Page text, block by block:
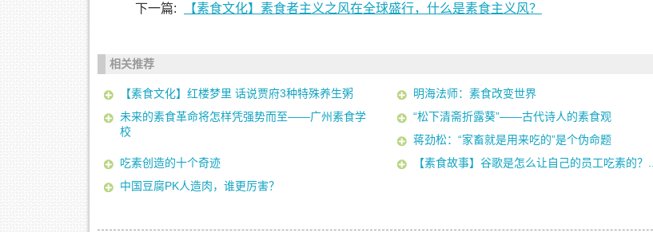
下一篇:
【素食文化】素食者主义之风在全球盛行，什么是素食主义风？
相关推荐
【素食文化】红楼梦里 话说贾府3种特殊养生粥
明海法师：素食改变世界
未来的素食革命将怎样凭强势而至——广州素食学
校
“松下清斋折露葵”——古代诗人的素食观
蒋劲松：“家畜就是用来吃的”是个伪命题
吃素创造的十个奇迹
【素食故事】谷歌是怎么让自己的员工吃素的？...
中国豆腐PK人造肉，谁更厉害？